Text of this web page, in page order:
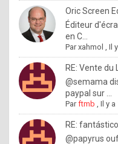
Oric Screen
Éditeur
en C...
Parxahmol ,Il
RE: Vente du
@semama
paypal sur ...
Parftmb ,Il y
RE:
@papyrus